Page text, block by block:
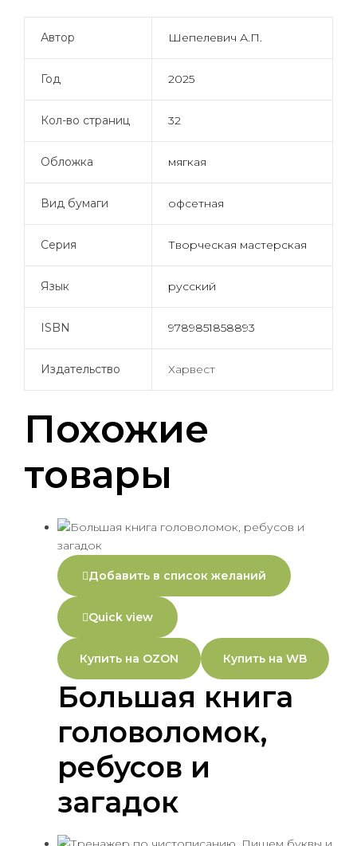
Автор Шепелевич А.П.
Год 2025
Кол-во страниц 32
Обложка мягкая
Вид бумаги офсетная
Серия Творческая мастерская
Язык русский
ISBN 9789851858893
Издательство Харвест
Похожие
товары
Добавить в список желаний
Quick view
Купить на OZON Купить на WB
Большая книга
головоломок,
ребусов и
загадок